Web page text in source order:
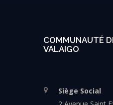
COMMUNAUTÉ
VALAIGO
Siège Social